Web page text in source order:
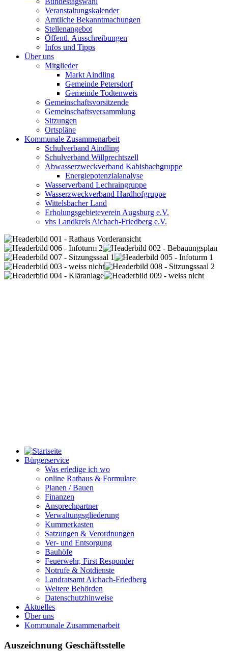
Veranstaltungskalender
Amtliche Bekanntmachungen
Stellenangebot
Öffentl. Ausschreibungen
Infos und Tipps
Über uns
Mitglieder
Markt Aindling
Gemeinde Petersdorf
Gemeinde Todtenweis
Gemeinschaftsvorsitzende
Gemeinschaftsversammlung
Sitzungen
Ortspläne
Kommunale Zusammenarbeit
Schulverband Aindling
Schulverband Willprechtszell
Abwasserzweckverband Kabisbachgruppe
Energiepotenzialanalyse
Wasserverband Lechraingruppe
Wasserzweckverband Hardhofgruppe
Wittelsbacher Land
Erholungsgebieteverein Augsburg e.V.
vhs Landkreis Aichach-Friedberg e.V.
Bürgerservice
Was erledige ich wo
online Rathaus & Formulare
Planen / Bauen
Finanzen
Ansprechpartner
Verwaltungsgliederung
Kummerkasten
Satzungen & Verordnungen
Ver- und Entsorgung
Bauhöfe
Feuerwehr, First Responder
Notrufe & Notdienste
Landratsamt Aichach-Friedberg
Weitere Behörden
Datenschutzhinweise
Aktuelles
Über uns
Kommunale Zusammenarbeit
Auszeichnung Geschäftsstelle